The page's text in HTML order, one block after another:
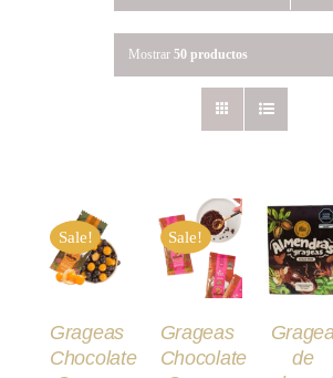
Mostrar 50 productos
Sale!
AL
CARRITO
/
Grageas
Chocolate
Sale!
AÑADIR
AL
CARRITO
/
DETALLES
Grageas
Chocolate
AL
/
Gragea
de